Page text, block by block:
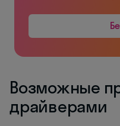
Возможные
драйверами